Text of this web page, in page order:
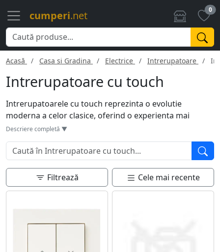
cumperi.net 0
Acasă Casa si Gradina Electrice Intrerupatoare
Intrerupatoare cu touch
Intrerupatoarele cu touch reprezinta o evolutie
moderna a celor clasice, oferind o experienta mai
intuitiva si eleganta. O simpla atingere este suficienta
pentru a controla lumina, eliminand necesitatea
apasarii mecanice. Aceste intrerupatoare vin adesea cu
functii suplimentare, cum ar fi dimming-ul sau
programarea orarului de iluminat. Designul lor
sofisticat se integreaza perfect in interioare moderne,
asemenea, o optiune igienica, reducand contactul fizic
cu suprafetele.
Descriere completă ▼
Filtrează Cele mai recente